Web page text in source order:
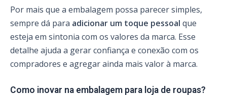
Por mais que a embalagem possa parecer simples,
sempre dá para adicionar um toque pessoal que
esteja em sintonia com os valores da marca. Esse
detalhe ajuda a gerar confiança e conexão com os
compradores e agregar ainda mais valor à marca.
Como inovar na embalagem para loja de roupas?